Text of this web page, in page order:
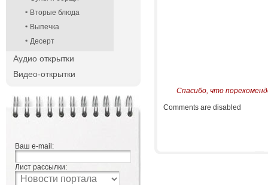
Вторые блюда
Выпечка
Десерт
Аудио открытки
Видео-открытки
Ваш e-mail:
Лист рассылки:
Спасибо, что
Comments are disabled